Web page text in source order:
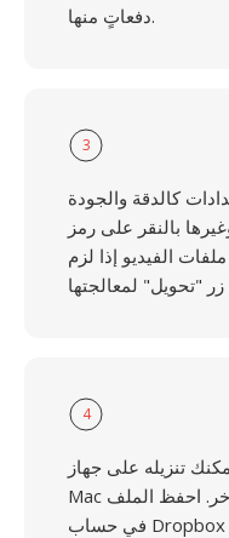
دفعاتٍ منها.
3
كالدقة والجودة
بالنقر على رمز
الفيديو إذا لزم
4
تنزيله على جهاز
Mac أو الحاسوب الشخصي أو جهازٍ آخر. احفظ الملف